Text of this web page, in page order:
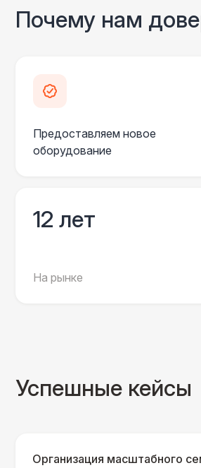
Почему нам
Предоставляем новое
оборудование
12 лет
На рынке
Успешные кейсы
Организация масштабного